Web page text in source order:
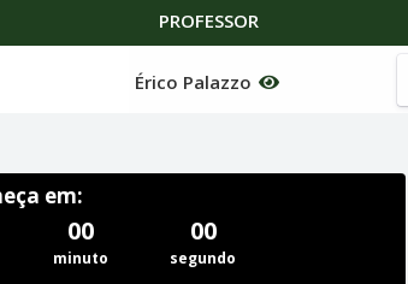
PROFESSOR
Érico Palazzo
em:
00
minuto
00
segundo